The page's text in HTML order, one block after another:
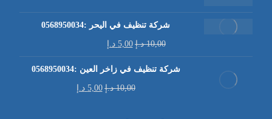
شركة تنظيف في اليحر :0568950034
10,00 د.إ 5,00 د.إ
شركة تنظيف في زاخر العين :0568950034
10,00 د.إ 5,00 د.إ